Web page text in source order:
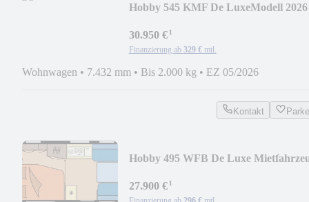
Hobby 545 KMF De LuxeModell 2026
30.950 €¹
Finanzierung ab 329 € mtl.
Wohnwagen • 7.432 mm • Bis 2.000 kg • EZ 05/2026
Kontakt
Hobby 495 WFB De Luxe
27.900 €¹